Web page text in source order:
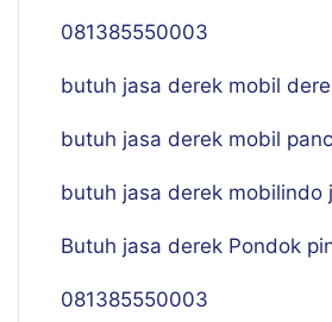
081385550003
butuh jasa derek mobil
butuh jasa derek mobil
butuh jasa derek mobilindo
Butuh jasa derek Pondok
081385550003